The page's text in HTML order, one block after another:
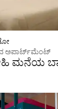
ಅಪಾರ್ಟ್‌ಮೆಂಟ್
ಮನೆಯ